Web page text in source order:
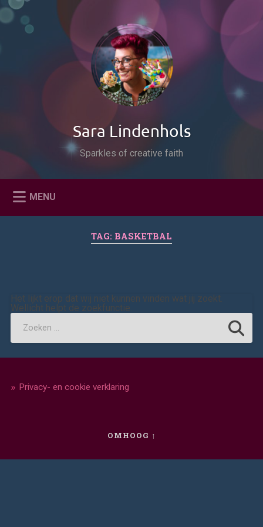
Naar
inhoud
Zoeken
Sara Lindenhols
Sparkles of creative faith
MENU
TAG: BASKETBAL
Het lijkt erop dat wij niet kunnen vinden wat jij zoekt.
Wellicht helpt de zoekfunctie.
Privacy- en cookie verklaring
OMHOOG ↑